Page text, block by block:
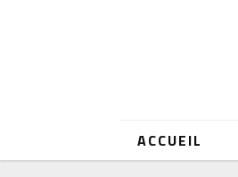
ACCUEIL